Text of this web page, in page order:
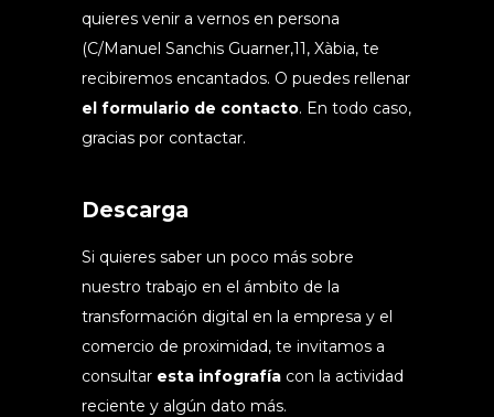
quieres venir a vernos en persona
(C/Manuel Sanchis Guarner,11, Xàbia, te
recibiremos encantados. O puedes rellenar
el formulario de contacto. En todo caso,
gracias por contactar.
Descarga
Si quieres saber un poco más sobre
nuestro trabajo en el ámbito de la
transformación digital en la empresa y el
comercio de proximidad, te invitamos a
consultar esta infografía con la actividad
reciente y algún dato más.